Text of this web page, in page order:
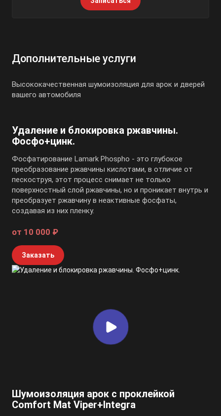
Дополнительные услуги
Высококачественная шумоизоляция для арок и дверей
вашего автомобиля
Удаление и блокировка ржавчины.
Фосфо+цинк.
Фосфатирование Lamark Phospho - это глубокое
преобразование ржавчины кислотами, в отличие от
пескоструя, этот процесс снимает не только
поверхностный слой ржавчины, но и проникает внутрь и
преобразует ржавчину в неактивные фосфаты,
создавая из них пленку.
от 10 000 ₽
Заказать
Шумоизоляция арок с проклейкой
Comfort Mat Viper+Integra